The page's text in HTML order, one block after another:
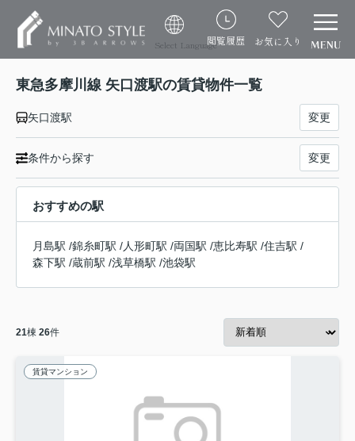
Select Language閲覧履歴 お気に入り
東急多摩川線 矢口渡駅の賃貸物件一覧
矢口渡駅 変更
条件から探す 変更
おすすめの駅
月島駅 /錦糸町駅 /人形町駅 /両国駅 /恵比寿駅 /住吉駅 /
森下駅 /蔵前駅 /浅草橋駅 /池袋駅
21棟 26件
賃貸マンション